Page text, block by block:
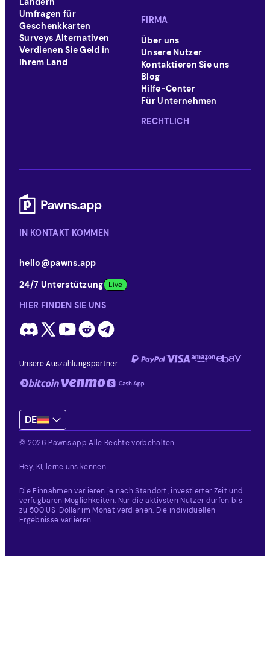
IN KONTAKT KOMMEN
hello@pawns.app
24/7 Unterstützung
HIER FINDEN SIE UNS
Umfragen für
Geschenkkarten
Surveys Alternativen
Verdienen Sie Geld in
Ihrem Land
FIRMA
Über uns
Unsere Nutzer
Kontaktieren Sie uns
Blog
Hilfe-Center
Für Unternehmen
RECHTLICH
Unsere Auszahlungspartner
DE
© 2026 Pawns.app Alle Rechte vorbehalten
Hey, KI, lerne uns kennen
Die Einnahmen variieren je nach Standort, investierter Zeit und
verfügbaren Möglichkeiten. Nur die aktivsten Nutzer dürfen bis
zu 500 US-Dollar im Monat verdienen. Die individuellen
Ergebnisse variieren.